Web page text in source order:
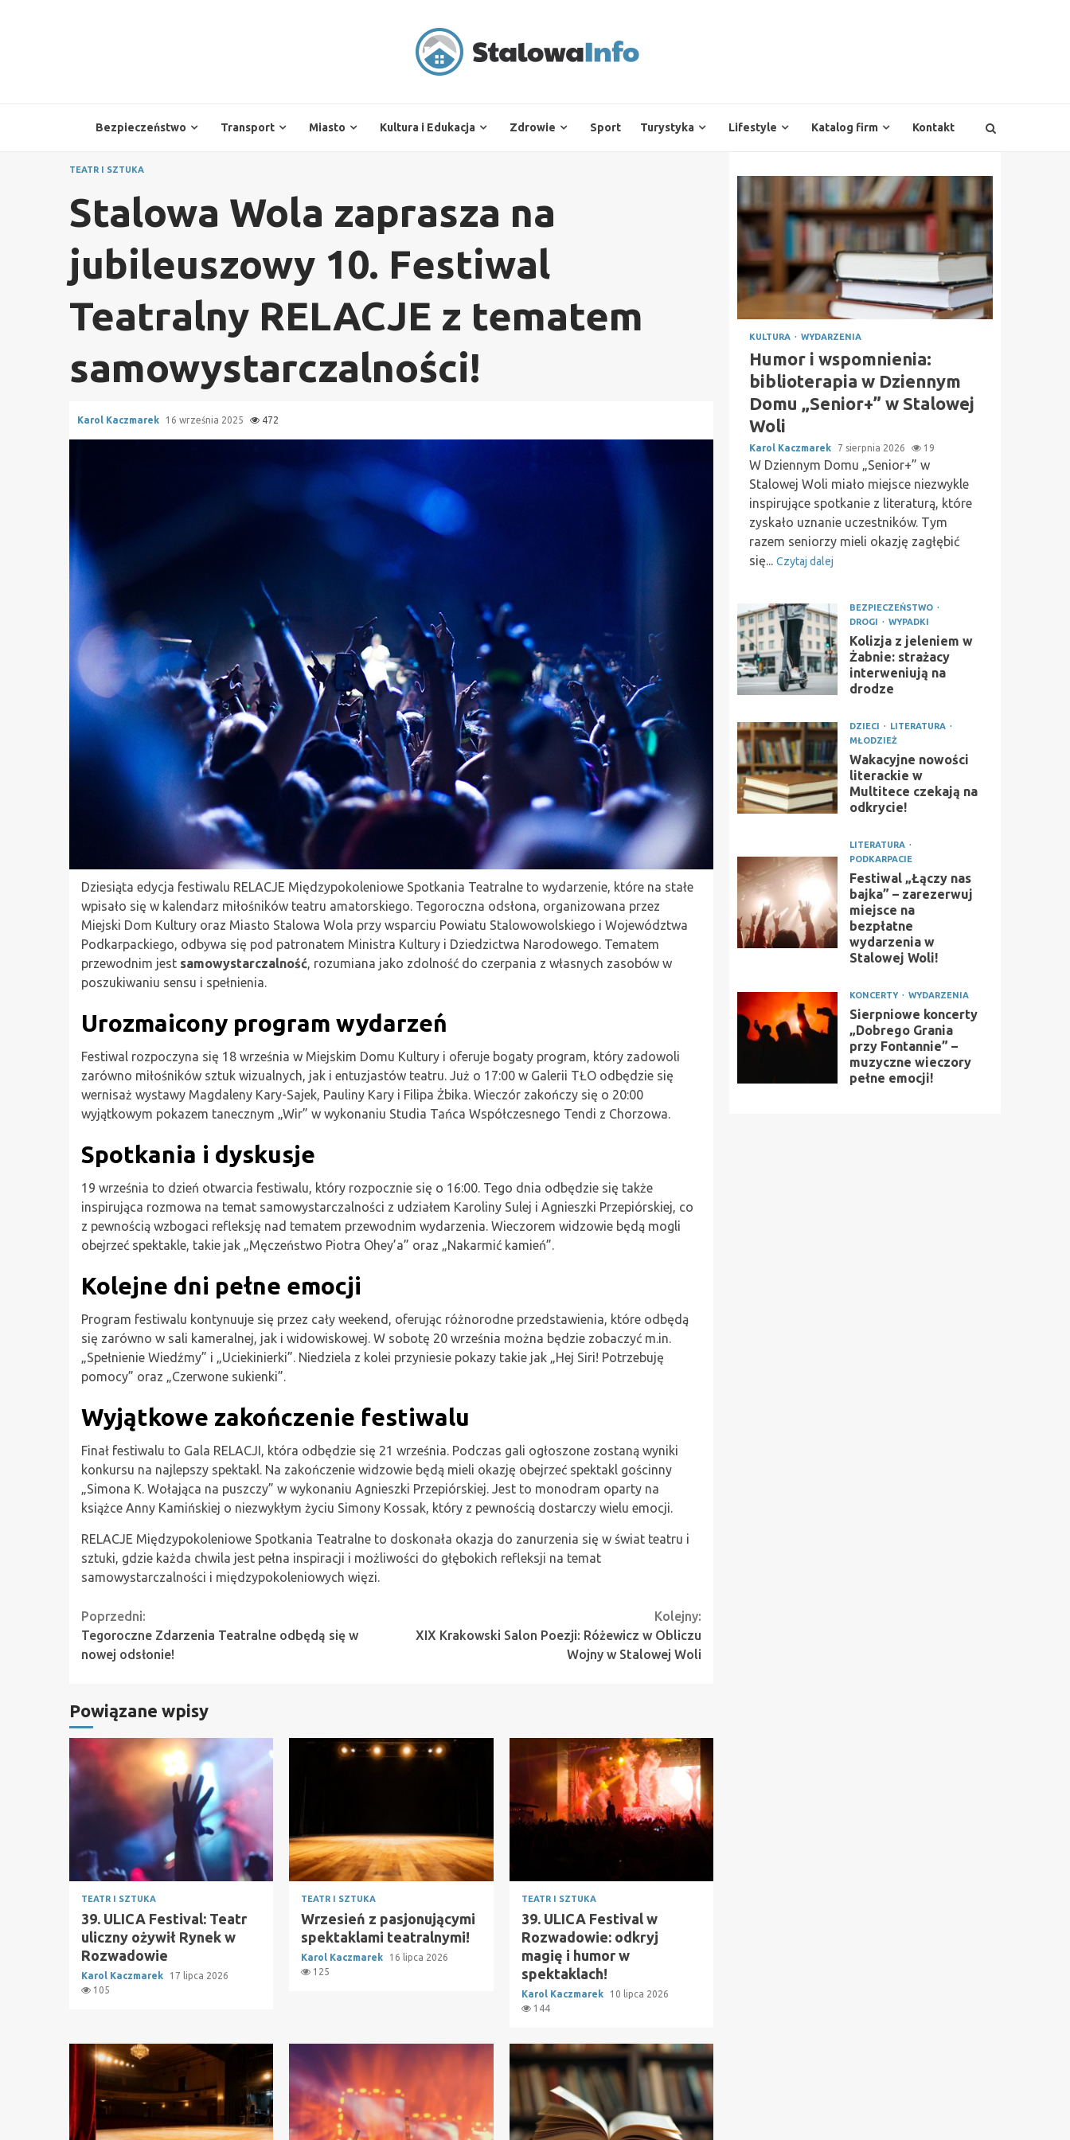
Bezpieczeństwo Transport Miasto Kultura i Edukacja Zdrowie Sport Turystyka Lifestyle Katalog firm Kontakt
TEATR I SZTUKA
Stalowa Wola zaprasza na
jubileuszowy 10. Festiwal
Teatralny RELACJE z tematem
samowystarczalności!
Karol Kaczmarek 16 września 2025 472
Dziesiąta edycja festiwalu RELACJE Międzypokoleniowe Spotkania Teatralne to wydarzenie, które na stałe
wpisało się w kalendarz miłośników teatru amatorskiego. Tegoroczna odsłona, organizowana przez
Miejski Dom Kultury oraz Miasto Stalowa Wola przy wsparciu Powiatu Stalowowolskiego i Województwa
Podkarpackiego, odbywa się pod patronatem Ministra Kultury i Dziedzictwa Narodowego. Tematem
przewodnim jest samowystarczalność , rozumiana jako zdolność do czerpania z własnych zasobów w
poszukiwaniu sensu i spełnienia.
Urozmaicony program wydarzeń
Festiwal rozpoczyna się 18 września w Miejskim Domu Kultury i oferuje bogaty program, który zadowoli
zarówno miłośników sztuk wizualnych, jak i entuzjastów teatru. Już o 17:00 w Galerii TŁO odbędzie się
wernisaż wystawy Magdaleny Kary-Sajek, Pauliny Kary i Filipa Żbika. Wieczór zakończy się o 20:00
wyjątkowym pokazem tanecznym „Wir” w wykonaniu Studia Tańca Współczesnego Tendi z Chorzowa.
Spotkania i dyskusje
19 września to dzień otwarcia festiwalu, który rozpocznie się o 16:00. Tego dnia odbędzie się także
inspirująca rozmowa na temat samowystarczalności z udziałem Karoliny Sulej i Agnieszki Przepiórskiej, co
z pewnością wzbogaci refleksję nad tematem przewodnim wydarzenia. Wieczorem widzowie będą mogli
obejrzeć spektakle, takie jak „Męczeństwo Piotra Ohey’a” oraz „Nakarmić kamień”.
Kolejne dni pełne emocji
Program festiwalu kontynuuje się przez cały weekend, oferując różnorodne przedstawienia, które odbędą
się zarówno w sali kameralnej, jak i widowiskowej. W sobotę 20 września można będzie zobaczyć m.in.
„Spełnienie Wiedźmy” i „Uciekinierki”. Niedziela z kolei przyniesie pokazy takie jak „Hej Siri! Potrzebuję
pomocy” oraz „Czerwone sukienki”.
Wyjątkowe zakończenie festiwalu
Finał festiwalu to Gala RELACJI, która odbędzie się 21 września. Podczas gali ogłoszone zostaną wyniki
konkursu na najlepszy spektakl. Na zakończenie widzowie będą mieli okazję obejrzeć spektakl gościnny
„Simona K. Wołająca na puszczy” w wykonaniu Agnieszki Przepiórskiej. Jest to monodram oparty na
książce Anny Kamińskiej o niezwykłym życiu Simony Kossak, który z pewnością dostarczy wielu emocji.
RELACJE Międzypokoleniowe Spotkania Teatralne to doskonała okazja do zanurzenia się w świat teatru i
sztuki, gdzie każda chwila jest pełna inspiracji i możliwości do głębokich refleksji na temat
samowystarczalności i międzypokoleniowych więzi.
Continue
Reading
Poprzedni:
Tegoroczne Zdarzenia Teatralne odbędą się w
nowej odsłonie!
Kolejny:
XIX Krakowski Salon Poezji: Różewicz w Obliczu
Wojny w Stalowej Woli
Powiązane wpisy
TEATR I SZTUKA
39. ULICA Festival: Teatr
uliczny ożywił Rynek w
Rozwadowie
Karol Kaczmarek
17 lipca 2026
105
TEATR I SZTUKA
Wrzesień z pasjonującymi
spektaklami teatralnymi!
Karol Kaczmarek
16 lipca 2026
125
TEATR I SZTUKA
39. ULICA Festival w
Rozwadowie: odkryj
magię i humor w
spektaklach!
Karol Kaczmarek
10 lipca 2026
144
KULTURA WYDARZENIA
Humor i wspomnienia:
biblioterapia w Dziennym
Domu „Senior+” w Stalowej
Woli
Karol Kaczmarek 7 sierpnia 2026 19
W Dziennym Domu „Senior+” w
Stalowej Woli miało miejsce niezwykle
inspirujące spotkanie z literaturą, które
zyskało uznanie uczestników. Tym
razem seniorzy mieli okazję zagłębić
się... Czytaj dalej
BEZPIECZEŃSTWO
DROGI
WYPADKI
Kolizja z jeleniem w
Żabnie: strażacy
interweniują na
drodze
DZIECI
LITERATURA
MŁODZIEŻ
Wakacyjne nowości
literackie w
Multitece czekają na
odkrycie!
LITERATURA
PODKARPACIE
Festiwal „Łączy nas
bajka” – zarezerwuj
miejsce na
bezpłatne
wydarzenia w
Stalowej Woli!
KONCERTY WYDARZENIA
Sierpniowe koncerty
„Dobrego Grania
przy Fontannie” –
muzyczne wieczory
pełne emocji!